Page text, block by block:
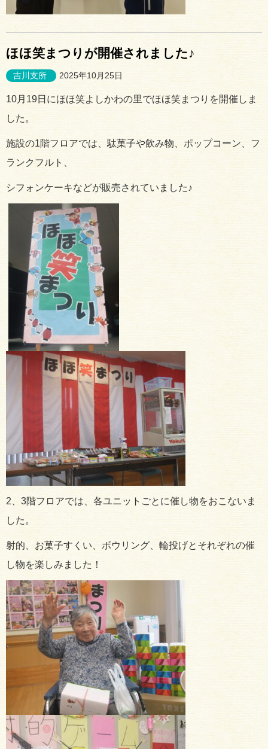
ほほ笑まつりが開催されました♪
吉川支所 2025年10月25日
10月19日にほほ笑よしかわの里でほほ笑まつりを開催しま
した。
施設の1階フロアでは、駄菓子や飲み物、ポップコーン、フ
ランクフルト、
シフォンケーキなどが販売されていました♪
2、3階フロアでは、各ユニットごとに催し物をおこないま
した。
射的、お菓子すくい、ボウリング、輪投げとそれぞれの催
し物を楽しみました！